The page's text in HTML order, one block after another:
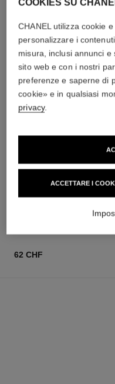
Lunghezza, Curvatura e
Definizione
Ref. 190010
3 tonalità disponibili
55 chf
62 CHF
COOKIES SU
CHANEL utilizza cookie
personalizzare i
misura, inclusi annunci
sito web e con i nostri
preferenze e saperne di
cookie» e in qualsiasi
privacy.
ACCETTARE I